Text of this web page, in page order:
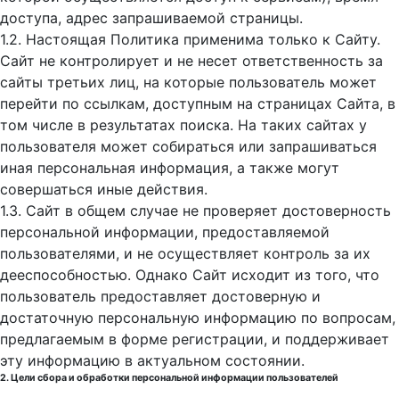
доступа, адрес запрашиваемой страницы.
1.2. Настоящая Политика применима только к Сайту.
Сайт не контролирует и не несет ответственность за
сайты третьих лиц, на которые пользователь может
перейти по ссылкам, доступным на страницах Сайта, в
том числе в результатах поиска. На таких сайтах у
пользователя может собираться или запрашиваться
иная персональная информация, а также могут
совершаться иные действия.
1.3. Сайт в общем случае не проверяет достоверность
персональной информации, предоставляемой
пользователями, и не осуществляет контроль за их
дееспособностью. Однако Сайт исходит из того, что
пользователь предоставляет достоверную и
достаточную персональную информацию по вопросам,
предлагаемым в форме регистрации, и поддерживает
эту информацию в актуальном состоянии.
2. Цели сбора и обработки персональной информации пользователей